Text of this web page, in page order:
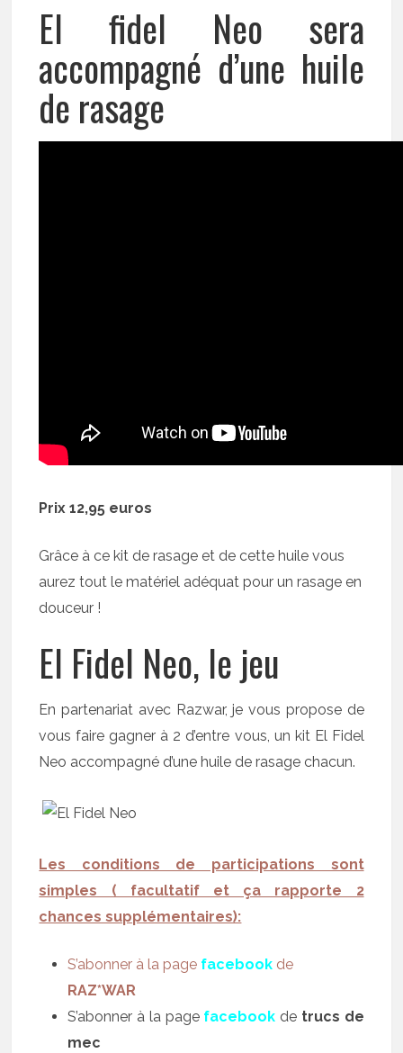
El fidel Neo sera
accompagné d’une huile
de rasage
Prix 12,95 euros
Grâce à ce kit de rasage et de cette huile vous
aurez tout le matériel adéquat pour un rasage en
douceur !
El Fidel Neo, le jeu
En partenariat avec Razwar, je vous propose de
vous faire gagner à 2 d’entre vous, un kit El Fidel
Neo accompagné d’une huile de rasage chacun.
Les conditions de participations sont
simples ( facultatif et ça rapporte 2
chances supplémentaires):
S’abonner à la page facebook de
RAZ*WAR
S’abonner à la page facebook de trucs de
mec